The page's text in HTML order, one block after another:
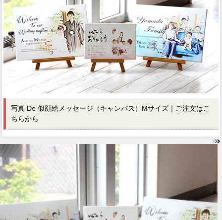
写真 De 似顔絵メッセージ（キャンバス）Mサイズ｜ご注文はこ
ちらから